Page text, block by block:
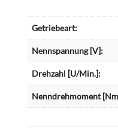
Getriebeart:
Nennspannung [V]:
Drehzahl [U/Min.]:
Nenndrehmoment